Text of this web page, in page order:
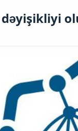
dəyişikliyi